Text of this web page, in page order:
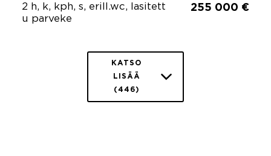
2 h, k, kph, s, erill.wc, lasitett
u parveke
255 000 €
KATSO
LISÄÄ
(446)